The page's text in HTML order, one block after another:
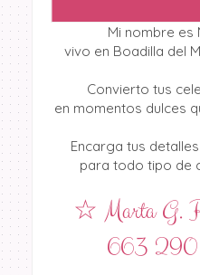
Mi nombre es
vivo en Boadilla del
Convierto tus
en momentos dulces
Encarga tus
para todo tipo de
☆ Marta G.
663